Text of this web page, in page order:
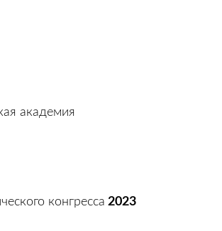
академия
конгресса 2023